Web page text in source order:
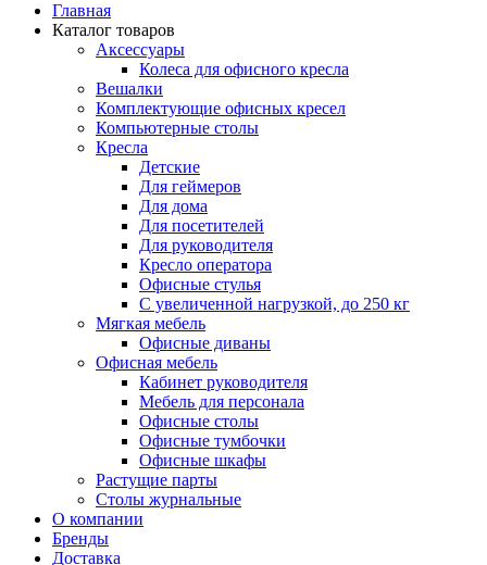
Главная
Каталог товаров
Аксессуары
Колеса для офисного кресла
Вешалки
Комплектующие офисных кресел
Компьютерные столы
Кресла
Детские
Для геймеров
Для дома
Для посетителей
Для руководителя
Кресло оператора
Офисные стулья
С увеличенной нагрузкой, до 250 кг
Мягкая мебель
Офисные диваны
Офисная мебель
Кабинет руководителя
Мебель для персонала
Офисные столы
Офисные тумбочки
Офисные шкафы
Растущие парты
Столы журнальные
О компании
Бренды
Доставка